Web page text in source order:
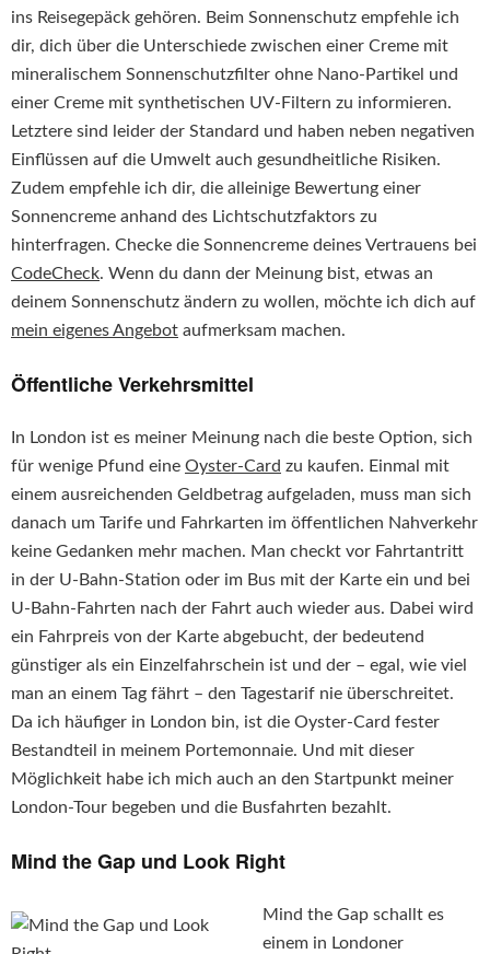
ins Reisegepäck gehören. Beim Sonnenschutz empfehle ich
dir, dich über die Unterschiede zwischen einer Creme mit
mineralischem Sonnenschutzfilter ohne Nano-Partikel und
einer Creme mit synthetischen UV-Filtern zu informieren.
Letztere sind leider der Standard und haben neben negativen
Einflüssen auf die Umwelt auch gesundheitliche Risiken.
Zudem empfehle ich dir, die alleinige Bewertung einer
Sonnencreme anhand des Lichtschutzfaktors zu
hinterfragen. Checke die Sonnencreme deines Vertrauens bei
CodeCheck. Wenn du dann der Meinung bist, etwas an
deinem Sonnenschutz ändern zu wollen, möchte ich dich auf
mein eigenes Angebot aufmerksam machen.
Öffentliche Verkehrsmittel
In London ist es meiner Meinung nach die beste Option, sich
für wenige Pfund eine Oyster-Card zu kaufen. Einmal mit
einem ausreichenden Geldbetrag aufgeladen, muss man sich
danach um Tarife und Fahrkarten im öffentlichen Nahverkehr
keine Gedanken mehr machen. Man checkt vor Fahrtantritt
in der U-Bahn-Station oder im Bus mit der Karte ein und bei
U-Bahn-Fahrten nach der Fahrt auch wieder aus. Dabei wird
ein Fahrpreis von der Karte abgebucht, der bedeutend
günstiger als ein Einzelfahrschein ist und der – egal, wie viel
man an einem Tag fährt – den Tagestarif nie überschreitet.
Da ich häufiger in London bin, ist die Oyster-Card fester
Bestandteil in meinem Portemonnaie. Und mit dieser
Möglichkeit habe ich mich auch an den Startpunkt meiner
London-Tour begeben und die Busfahrten bezahlt.
Mind the Gap und Look Right
Mind the Gap schallt es
einem in Londoner